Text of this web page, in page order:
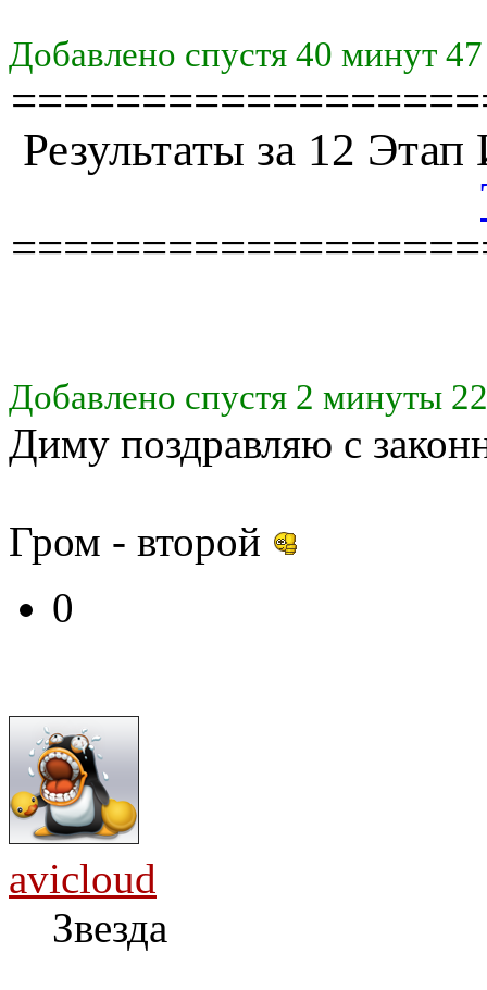
Добавлено спустя 40 минут
Результаты за 12
Добавлено спустя 2 минуты
Диму поздравляю с
Гром - второй
0
avicloud
Звезда